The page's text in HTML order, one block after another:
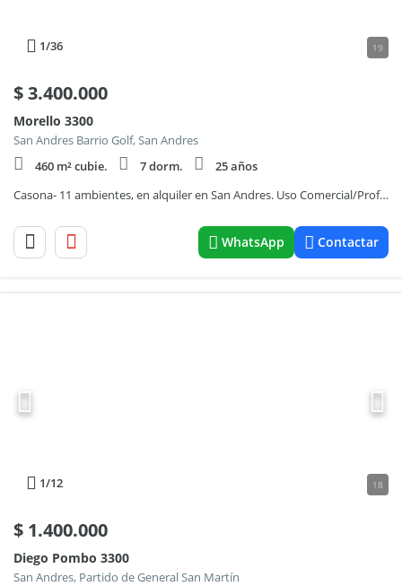
1/36 19
$3.400.000
Morello 3300
San Andres Barrio Golf, San Andres
460 m² cubie.
7 dorm.
25 años
Casona- 11 ambientes, en alquiler en San Andres. Uso Comercial/Profesional/ Centro medico/Instituto enseñanza o de Danzas
WhatsApp Contactar
1/12 18
$ 1.400.000
Diego Pombo 3300
San Andres, Partido de General San Martín